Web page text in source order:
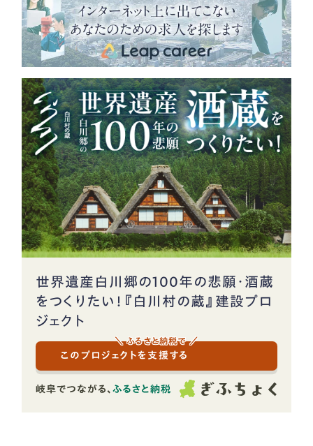
世界遺産白川郷の100年の悲願・酒蔵
をつくりたい！『白川村の蔵』建設プロ
ジェクト
このプロジェクトを支援する
＼ ふるさと納税で ／